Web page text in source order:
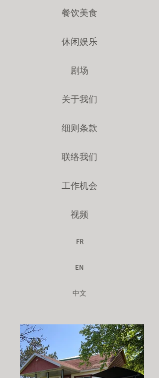
餐饮美食
休闲娱乐
剧场
关于我们
细则条款
联络我们
工作机会
视频
FR
EN
中文